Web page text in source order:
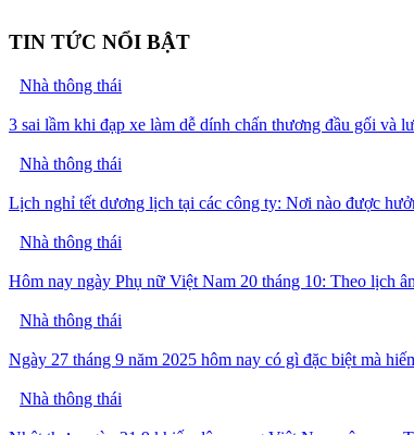
TIN TỨC NỔI BẬT
Nhà thông thái
3 sai lầm khi đạp xe làm dễ dính chấn thương đầu gối và
Nhà thông thái
Lịch nghỉ tết dương lịch tại các công ty: Nơi nào được
Nhà thông thái
Hôm nay ngày Phụ nữ Việt Nam 20 tháng 10: Theo lịch
Nhà thông thái
Ngày 27 tháng 9 năm 2025 hôm nay có gì đặc biệt mà
Nhà thông thái